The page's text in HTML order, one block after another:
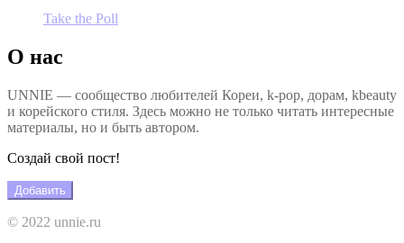
Take the Poll
О нас
UNNIE — сообщество любителей Кореи, k-pop, дорам, kbeauty
и корейского стиля. Здесь можно не только читать интересные
материалы, но и быть автором.
Создай свой пост!
Добавить
© 2022 unnie.ru